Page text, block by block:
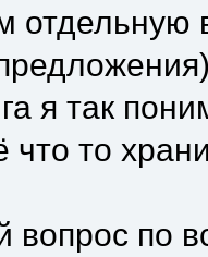
отдельную
я так
то
по